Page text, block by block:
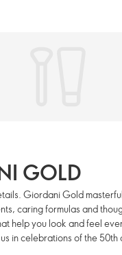
GOLD
Giordani Gold
caring formulas and
help you look and feel
in celebrations of the 50th